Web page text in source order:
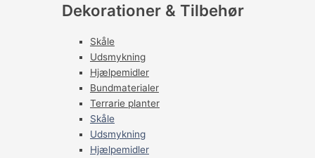
Dekorationer & Tilbehør
Skåle
Udsmykning
Hjælpemidler
Bundmaterialer
Terrarie planter
Skåle
Udsmykning
Hjælpemidler